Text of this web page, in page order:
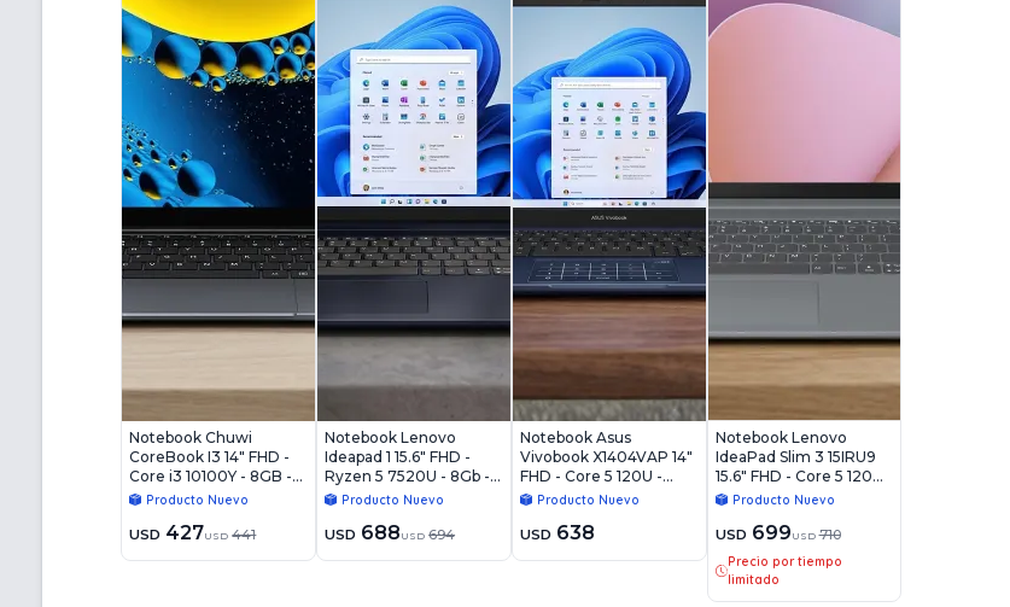
Notebook Chuwi
CoreBook I3 14" FHD -
Core i3 10100Y - 8GB -
256GB - Win11
Producto Nuevo
USD 427USD 441
Notebook Lenovo
Ideapad 1 15.6" FHD -
Ryzen 5 7520U - 8Gb -
256Gb - Win11
Producto Nuevo
USD 688 USD 694
Notebook Asus
Vivobook X1404VAP 14"
FHD - Core 5 120U -
8GB - 256GB - Win11
Producto Nuevo
USD 638
Notebook Lenovo
IdeaPad Slim 3 15IRU9
15.6" FHD - Core 5 120U -
8GB - 256GB - Win11
Producto Nuevo
USD 699 USD 710
Precio por tiempo
limitado